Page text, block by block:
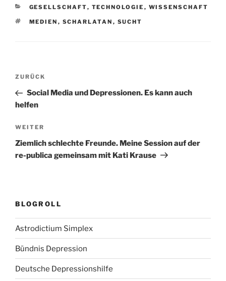
KATEGORIEN
GESELLSCHAFT, TECHNOLOGIE , WISSENSCHAFT
SCHLAGWÖRTER
MEDIEN , SCHARLATAN , SUCHT
Beitragsnavigation
Vorheriger
Beitrag
ZURÜCK
Social Media und Depressionen. Es kann auch
helfen
Nächster
Beitrag
WEITER
Ziemlich schlechte Freunde. Meine Session auf der
re-publica gemeinsam mit Kati Krause
BLOGROLL
Astrodictium Simplex
Bündnis Depression
Deutsche Depressionshilfe